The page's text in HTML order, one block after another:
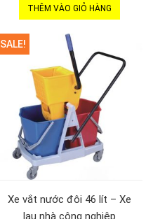
THÊM VÀO GIỎ HÀNG
SALE!
Xe vắt nước đôi 46 lít – Xe
lau nhà công nghiệp